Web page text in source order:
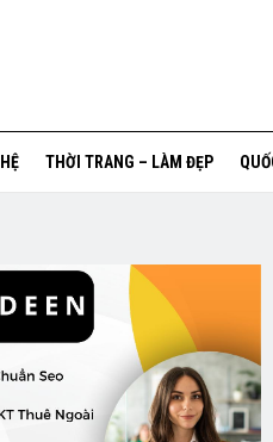
THỜI TRANG – LÀM ĐẸP